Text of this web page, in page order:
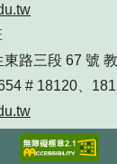
路三段 67 號
# 18120、